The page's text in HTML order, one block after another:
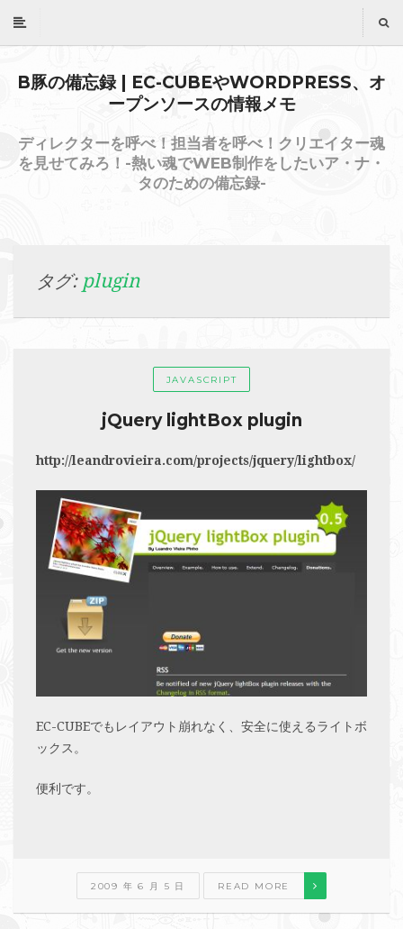
B豚の備忘録 | EC-CUBEやWORDPRESS、オ
ープンソースの情報メモ
ディレクターを呼べ！担当者を呼べ！クリエイター魂
を見せてみろ！-熱い魂でWEB制作をしたいア・ナ・
タのための備忘録-
タグ: plugin
JAVASCRIPT
jQuery lightBox plugin
http://leandrovieira.com/projects/jquery/lightbox/
EC-CUBEでもレイアウト崩れなく、安全に使えるライトボ
ックス。
便利です。
2009 年 6 月 5 日 READ MORE